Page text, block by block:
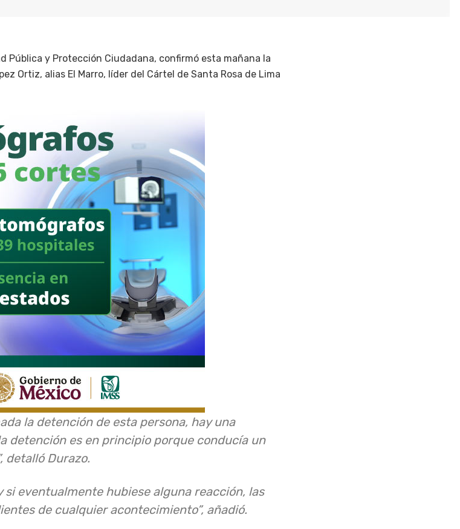
Pública y Protección Ciudadana, confirmó esta mañana la
Ortiz, alias El Marro, líder del Cártel de Santa Rosa de Lima
la detención de esta persona, hay una
detención es en principio porque conducía un
detalló Durazo.
si eventualmente hubiese alguna reacción, las
de cualquier acontecimiento”, añadió.